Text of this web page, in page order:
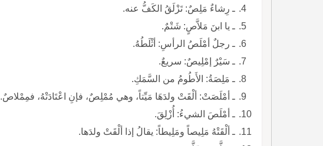
ـ رِشاءٌ مَلِصٌ: تَزْلَقُ الكَفُّ عنه.
ـ يا ابنَ مَلاَّصٍ: شَتْمٌ.
ـ رجلٌ أمْلَصُ الرأسِ: أثْلَطُهُ.
ـ سَيْرٌ إمْلِيصٌ: سريعٌ.
ـ مَلِصَةُ: الأَطُومُ من السَّمَكِ.
ـ أمْلَصَتْ: ألْقَتْ ولدَهَا مَيِّتاً، وهي مُمْلِصٌ، فإنِ اعْتَادَتْهُ، فمِمْلاصٌ.
ـ أمْلَصَ الشيءُ: أُزْلِقَ.
ـ ألْقَتْهُ مَلِيصاً ومَلِيطاً: يقالُ إذا ألْقَتْ ولدَها.